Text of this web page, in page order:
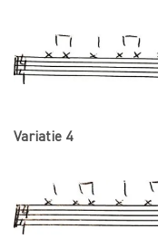
Variatie 4